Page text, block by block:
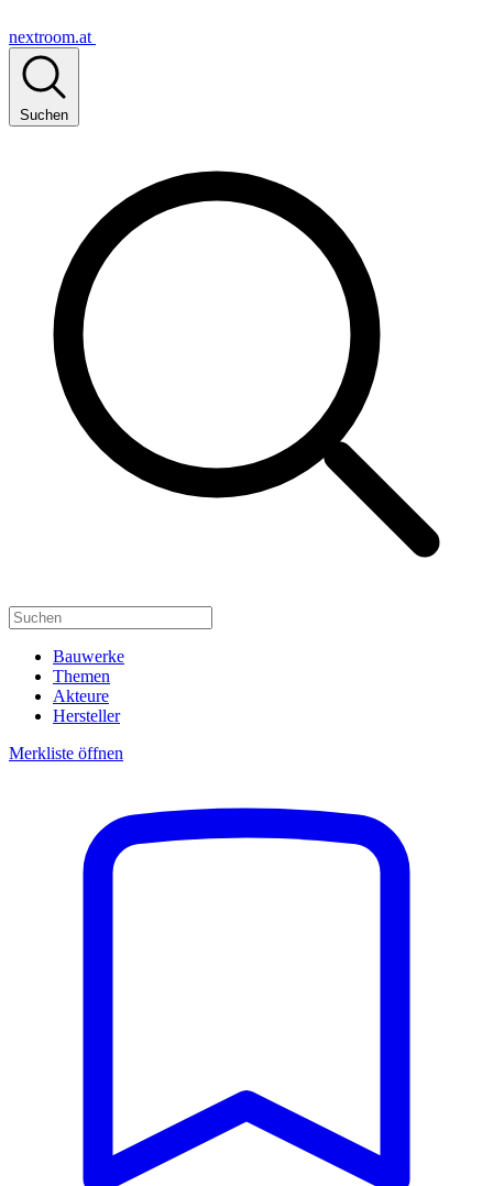
nextroom.at
Suchen
Bauwerke
Themen
Akteure
Hersteller
Merkliste öffnen